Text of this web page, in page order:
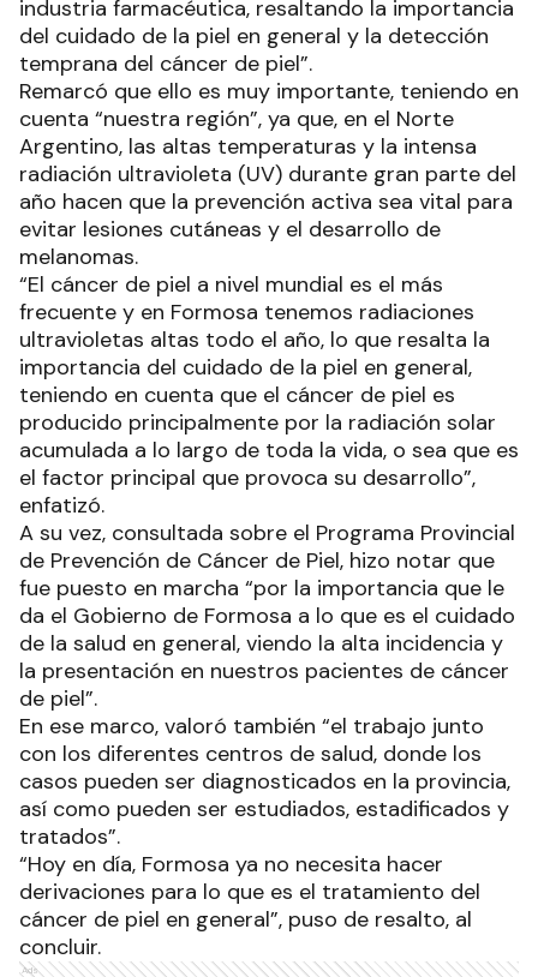
industria farmacéutica, resaltando la importancia
del cuidado de la piel en general y la detección
temprana del cáncer de piel”.
Remarcó que ello es muy importante, teniendo en
cuenta “nuestra región”, ya que, en el Norte
Argentino, las altas temperaturas y la intensa
radiación ultravioleta (UV) durante gran parte del
año hacen que la prevención activa sea vital para
evitar lesiones cutáneas y el desarrollo de
melanomas.
“El cáncer de piel a nivel mundial es el más
frecuente y en Formosa tenemos radiaciones
ultravioletas altas todo el año, lo que resalta la
importancia del cuidado de la piel en general,
teniendo en cuenta que el cáncer de piel es
producido principalmente por la radiación solar
acumulada a lo largo de toda la vida, o sea que es
el factor principal que provoca su desarrollo”,
enfatizó.
A su vez, consultada sobre el Programa Provincial
de Prevención de Cáncer de Piel, hizo notar que
fue puesto en marcha “por la importancia que le
da el Gobierno de Formosa a lo que es el cuidado
de la salud en general, viendo la alta incidencia y
la presentación en nuestros pacientes de cáncer
de piel”.
En ese marco, valoró también “el trabajo junto
con los diferentes centros de salud, donde los
casos pueden ser diagnosticados en la provincia,
así como pueden ser estudiados, estadificados y
tratados”.
“Hoy en día, Formosa ya no necesita hacer
derivaciones para lo que es el tratamiento del
cáncer de piel en general”, puso de resalto, al
concluir.
Ads